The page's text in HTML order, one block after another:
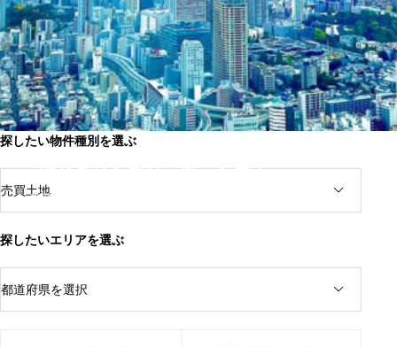
はじまりを創り、唯一を築く。
多彩な選択肢が広がる首都圏で、新しい一歩をサ
家族の未来も、ビジネスの成長も。価値ある不動
探したい物件種別を選ぶ
売買土地
探したいエリアを選ぶ